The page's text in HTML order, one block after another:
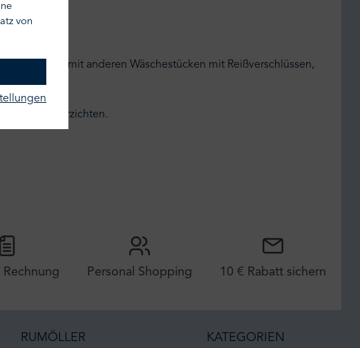
sie nicht mit anderen Wäschestücken mit Reißverschlüssen,
verzichten.
Rechnung Personal Shopping 10 € Rabatt sichern
RUMÖLLER KATEGORIEN
von